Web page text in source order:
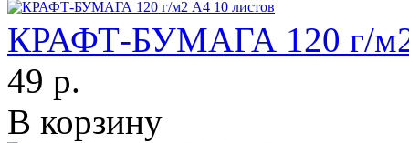
КРАФТ-БУМАГА 120 г/м2
49 р.
В корзину